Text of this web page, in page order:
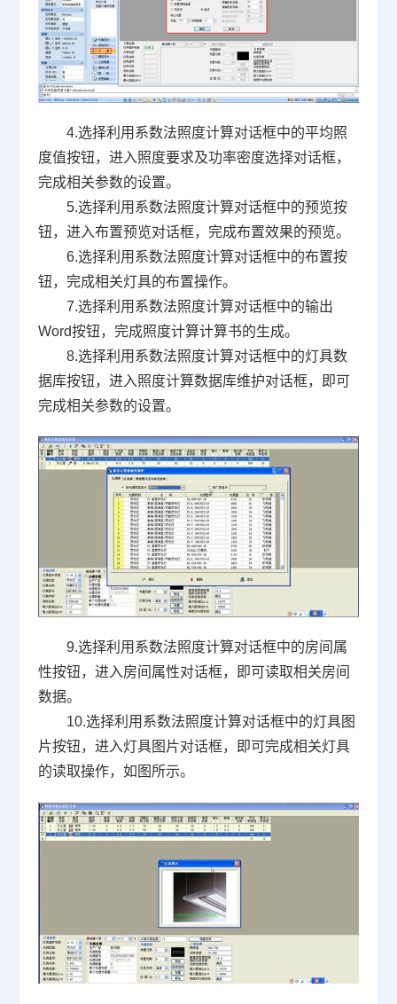
4.选择利用系数法照度计算对话框中的平均照
度值按钮，进入照度要求及功率密度选择对话框，
完成相关参数的设置。
5.选择利用系数法照度计算对话框中的预览按
钮，进入布置预览对话框，完成布置效果的预览。
6.选择利用系数法照度计算对话框中的布置按
钮，完成相关灯具的布置操作。
7.选择利用系数法照度计算对话框中的输出
Word按钮，完成照度计算计算书的生成。
8.选择利用系数法照度计算对话框中的灯具数
据库按钮，进入照度计算数据库维护对话框，即可
完成相关参数的设置。
9.选择利用系数法照度计算对话框中的房间属
性按钮，进入房间属性对话框，即可读取相关房间
数据。
10.选择利用系数法照度计算对话框中的灯具图
片按钮，进入灯具图片对话框，即可完成相关灯具
的读取操作，如图所示。